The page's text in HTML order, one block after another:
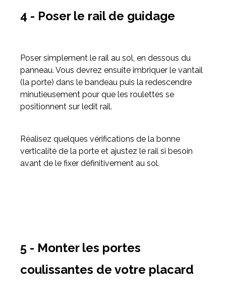
4 - Poser le rail de guidage
Poser simplement le rail au sol, en dessous du
panneau. Vous devrez ensuite imbriquer le vantail
(la porte) dans le bandeau puis la redescendre
minutieusement pour que les roulettes se
positionnent sur ledit rail.
Réalisez quelques vérifications de la bonne
verticalité de la porte et ajustez le rail si besoin
avant de le fixer définitivement au sol.
5 - Monter les portes
coulissantes de votre placard